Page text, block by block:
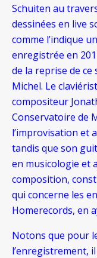
Schuiten au
dessinées en live
comme l’indique
enregistrée en
de la reprise de
Michel. Le
compositeur
Conservatoire de
l’improvisation et
tandis que son
en musicologie et
composition,
qui concerne les
Homerecords, en
Notons que pour
l’enregistrement,